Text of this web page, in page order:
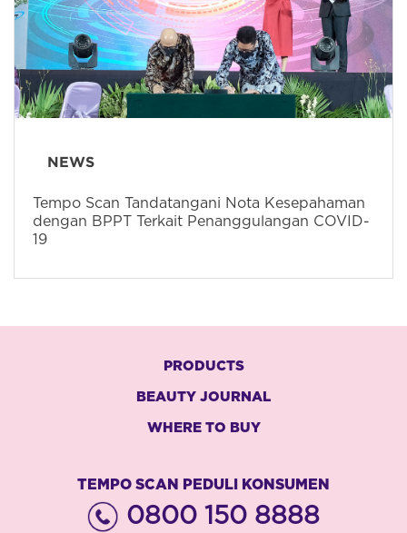
NEWS
Tempo Scan Tandatangani Nota Kesepahaman
dengan BPPT Terkait Penanggulangan COVID-
19
PRODUCTS
BEAUTY JOURNAL
WHERE TO BUY
TEMPO SCAN PEDULI KONSUMEN
0800 150 8888